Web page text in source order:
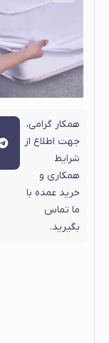
همکار گرامی،
جهت اطلاع از
شرایط
همکاری و
خرید عمده با
ما تماس
بگیرید.